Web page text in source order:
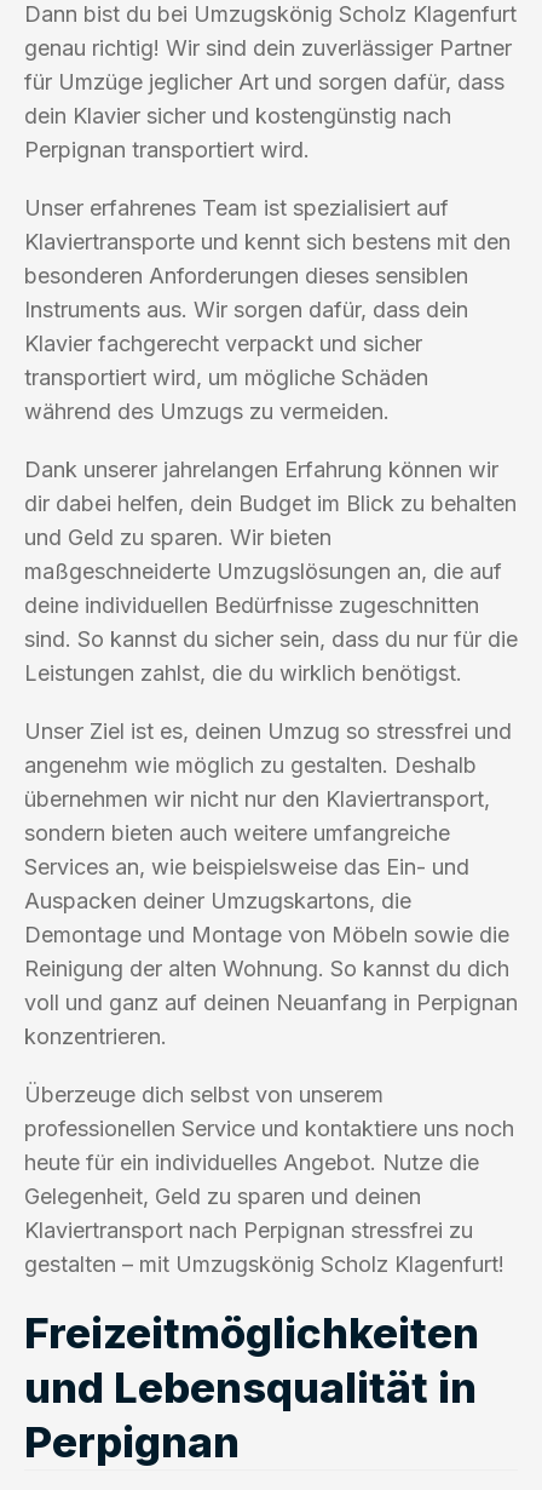
Dann bist du bei Umzugskönig Scholz Klagenfurt
genau richtig! Wir sind dein zuverlässiger Partner
für Umzüge jeglicher Art und sorgen dafür, dass
dein Klavier sicher und kostengünstig nach
Perpignan transportiert wird.
Unser erfahrenes Team ist spezialisiert auf
Klaviertransporte und kennt sich bestens mit den
besonderen Anforderungen dieses sensiblen
Instruments aus. Wir sorgen dafür, dass dein
Klavier fachgerecht verpackt und sicher
transportiert wird, um mögliche Schäden
während des Umzugs zu vermeiden.
Dank unserer jahrelangen Erfahrung können wir
dir dabei helfen, dein Budget im Blick zu behalten
und Geld zu sparen. Wir bieten
maßgeschneiderte Umzugslösungen an, die auf
deine individuellen Bedürfnisse zugeschnitten
sind. So kannst du sicher sein, dass du nur für die
Leistungen zahlst, die du wirklich benötigst.
Unser Ziel ist es, deinen Umzug so stressfrei und
angenehm wie möglich zu gestalten. Deshalb
übernehmen wir nicht nur den Klaviertransport,
sondern bieten auch weitere umfangreiche
Services an, wie beispielsweise das Ein- und
Auspacken deiner Umzugskartons, die
Demontage und Montage von Möbeln sowie die
Reinigung der alten Wohnung. So kannst du dich
voll und ganz auf deinen Neuanfang in Perpignan
konzentrieren.
Überzeuge dich selbst von unserem
professionellen Service und kontaktiere uns noch
heute für ein individuelles Angebot. Nutze die
Gelegenheit, Geld zu sparen und deinen
Klaviertransport nach Perpignan stressfrei zu
gestalten – mit Umzugskönig Scholz Klagenfurt!
Freizeitmöglichkeiten
und Lebensqualität in
Perpignan